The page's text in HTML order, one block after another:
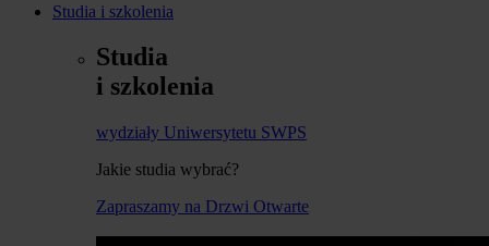
Studia i szkolenia
Studia
i szkolenia
wydziały Uniwersytetu SWPS
Jakie studia wybrać?
Zapraszamy na Drzwi Otwarte